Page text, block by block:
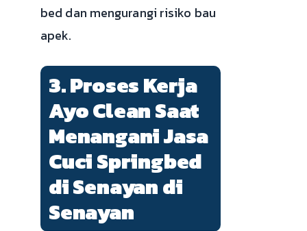
bed dan mengurangi risiko bau
apek.
3. Proses Kerja
Ayo Clean Saat
Menangani Jasa
Cuci Springbed
di Senayan di
Senayan